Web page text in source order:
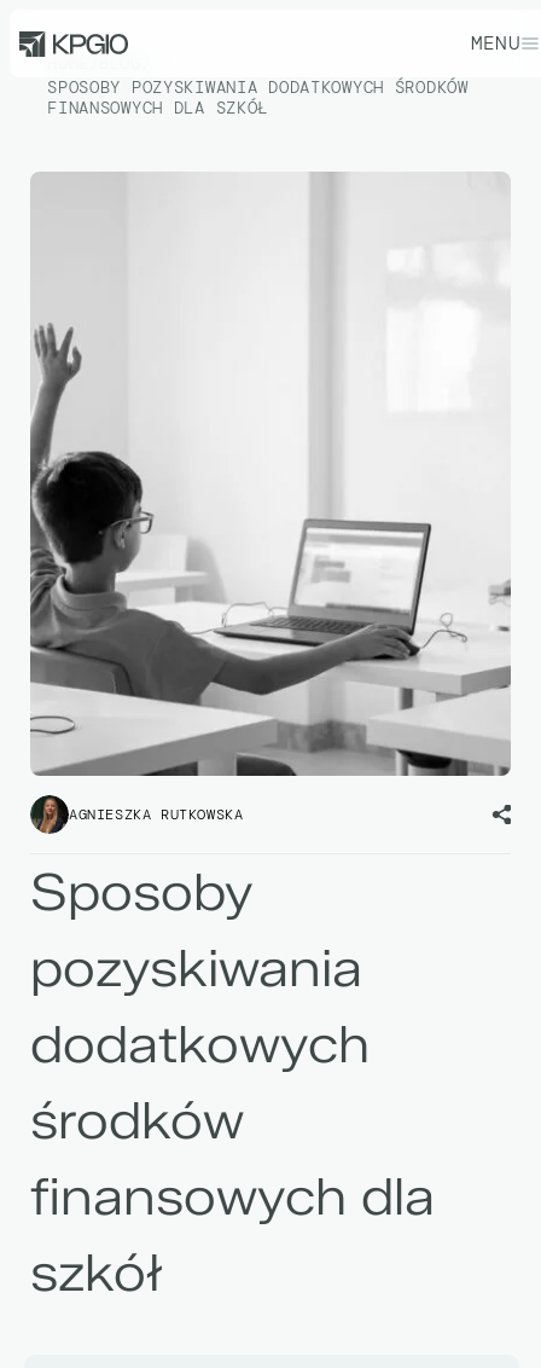
MENU
SPOSOBY POZYSKIWANIA DODATKOWYCH ŚRODKÓW
FINANSOWYCH DLA SZKÓŁ
AGNIESZKA RUTKOWSKA
Sposoby
pozyskiwania
dodatkowych
środków
finansowych dla
szkół